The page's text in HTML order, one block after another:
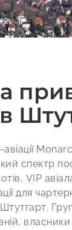
авіації
спектр
VIP
для
власники